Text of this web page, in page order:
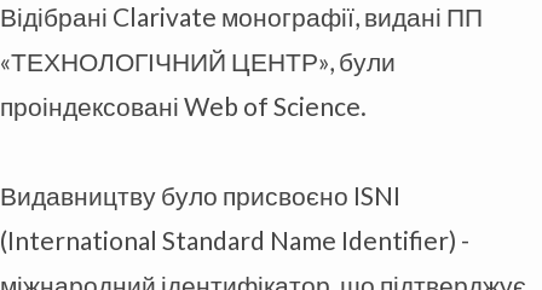
Відібрані Clarivate монографії, видані ПП
«ТЕХНОЛОГІЧНИЙ ЦЕНТР», були
проіндексовані Web of Science.
Видавництву було присвоєно ISNI
(International Standard Name Identifier) -